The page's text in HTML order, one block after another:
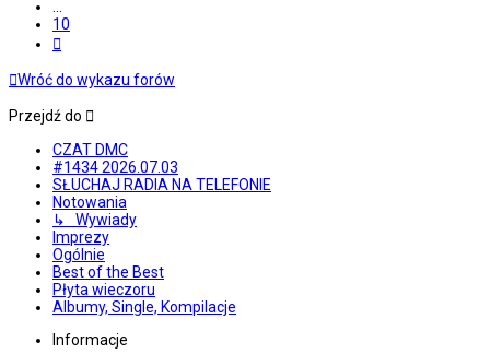
10
Wróć do wykazu forów
Przejdź do
CZAT DMC
#1434 2026.07.03
SŁUCHAJ RADIA NA TELEFONIE
Notowania
↳ Wywiady
Imprezy
Ogólnie
Best of the Best
Płyta wieczoru
Albumy, Single, Kompilacje
Informacje